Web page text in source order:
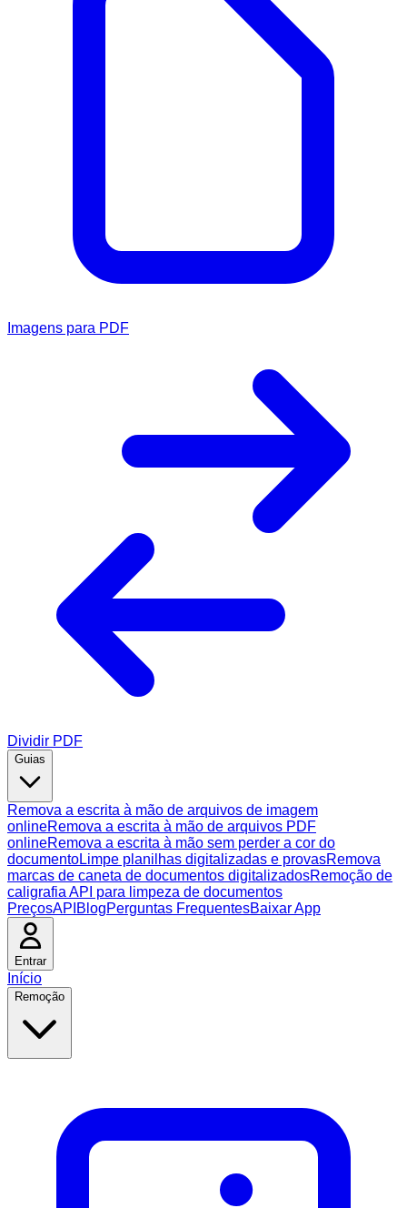
Imagens para PDF
Dividir PDF
Guias
Remova a escrita à mão de arquivos de imagem
onlineRemova a escrita à mão de arquivos PDF
onlineRemova a escrita à mão sem perder a cor do
documentoLimpe planilhas digitalizadas e provasRemova
marcas de caneta de documentos digitalizadosRemoção de
caligrafia API para limpeza de documentos
PreçosAPI BlogPerguntas FrequentesBaixar App
Entrar
Início
Remoção